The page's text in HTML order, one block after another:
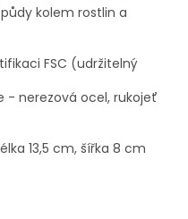
kolem rostlin a
FSC (udržitelný
- nerezová ocel, rukojeť
13,5 cm, šířka 8 cm